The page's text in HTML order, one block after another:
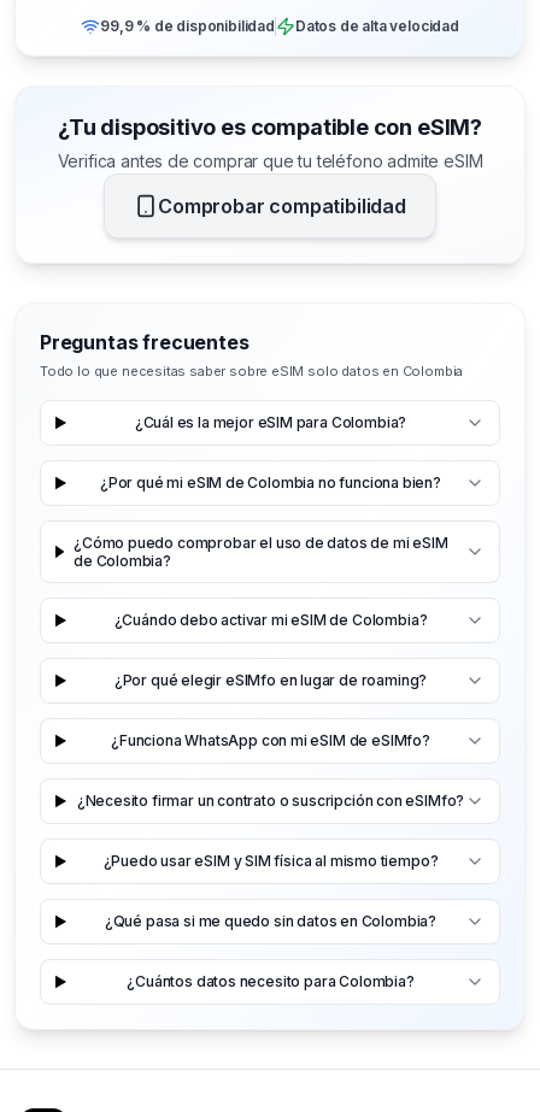
99,9 % de disponibilidad Datos de alta velocidad
¿Tu dispositivo es compatible con eSIM?
Verifica antes de comprar que tu teléfono admite eSIM
Comprobar compatibilidad
Preguntas frecuentes
Todo lo que necesitas saber sobre eSIM solo datos en Colombia
¿Cuál es la mejor eSIM para Colombia?
¿Por qué mi eSIM de Colombia no funciona bien?
¿Cómo puedo comprobar el uso de datos de mi eSIM
de Colombia?
¿Cuándo debo activar mi eSIM de Colombia?
¿Por qué elegir eSIMfo en lugar de roaming?
¿Funciona WhatsApp con mi eSIM de eSIMfo?
¿Necesito firmar un contrato o suscripción con eSIMfo?
¿Puedo usar eSIM y SIM física al mismo tiempo?
¿Qué pasa si me quedo sin datos en Colombia?
¿Cuántos datos necesito para Colombia?